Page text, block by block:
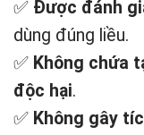
✅ Được đánh
dùng đúng liều.
✅ Không chứa
độc hại.
✅ Không gây